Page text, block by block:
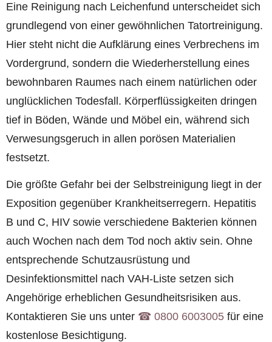
Eine Reinigung nach Leichenfund unterscheidet sich
grundlegend von einer gewöhnlichen Tatortreinigung.
Hier steht nicht die Aufklärung eines Verbrechens im
Vordergrund, sondern die Wiederherstellung eines
bewohnbaren Raumes nach einem natürlichen oder
unglücklichen Todesfall. Körperflüssigkeiten dringen
tief in Böden, Wände und Möbel ein, während sich
Verwesungsgeruch in allen porösen Materialien
festsetzt.
Die größte Gefahr bei der Selbstreinigung liegt in der
Exposition gegenüber Krankheitserregern. Hepatitis
B und C, HIV sowie verschiedene Bakterien können
auch Wochen nach dem Tod noch aktiv sein. Ohne
entsprechende Schutzausrüstung und
Desinfektionsmittel nach VAH-Liste setzen sich
Angehörige erheblichen Gesundheitsrisiken aus.
Kontaktieren Sie uns unter ☎︎ 0800 6003005 für eine
kostenlose Besichtigung.